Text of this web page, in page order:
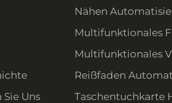
Uns
Nähen
Multifunktionales
Multifunktionales
Reißfaden
Taschentuchkarte